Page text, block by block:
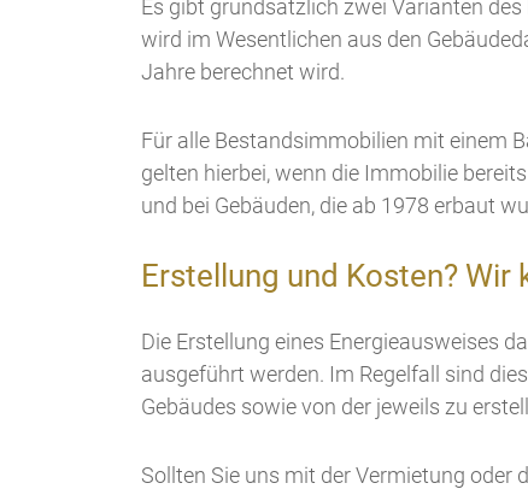
Es gibt grundsätzlich zwei Varianten
wird im Wesentlichen aus den
Jahre berechnet wird.
Für alle Bestandsimmobilien mit einem
gelten hierbei, wenn die Immobilie
und bei Gebäuden, die ab 1978 erbaut
Erstellung und Kosten? Wir
Die Erstellung eines Energieausweises
ausgeführt werden. Im Regelfall sind
Gebäudes sowie von der jeweils zu
Sollten Sie uns mit der Vermietung oder